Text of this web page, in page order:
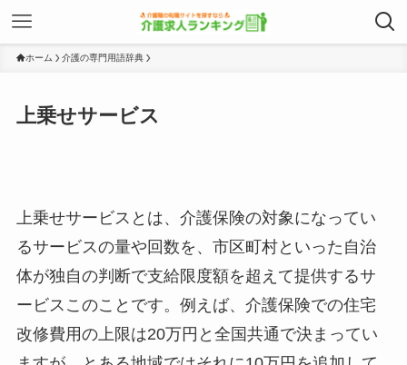
ホーム 介護の専門用語辞典
上乗せサービス
上乗せサービスとは、介護保険の対象になってい
るサービスの量や回数を、市区町村といった自治
体が独自の判断で支給限度額を超えて提供するサ
ービスこのことです。例えば、介護保険での住宅
改修費用の上限は20万円と全国共通で決まってい